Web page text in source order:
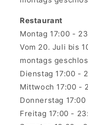
Restaurant
Montag 17:00 -
Vom 20. Juli bis
montags
Dienstag 17:00 -
Mittwoch 17:00 -
Donnerstag
Freitag 17:00 -